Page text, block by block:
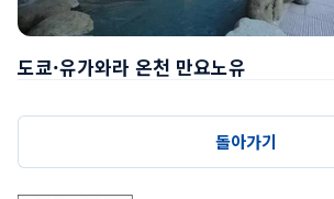
도쿄·유가와라 온천 만요노유
돌아가기